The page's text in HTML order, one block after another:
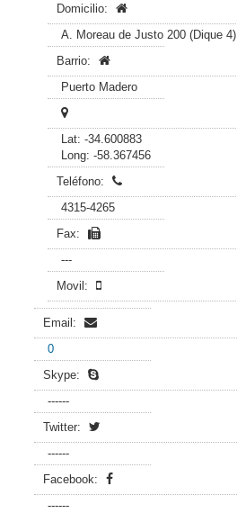
Domicilio:
A. Moreau de Justo 200 (Dique 4)
Barrio:
Puerto Madero
Lat: -34.600883
Long: -58.367456
Teléfono:
4315-4265
Fax:
---
Movil:
Email:
0
Skype:
------
Twitter:
------
Facebook:
------